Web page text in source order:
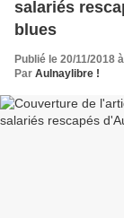
salariés
blues
Publié le 20/11/2018
Par Aulnaylibre !